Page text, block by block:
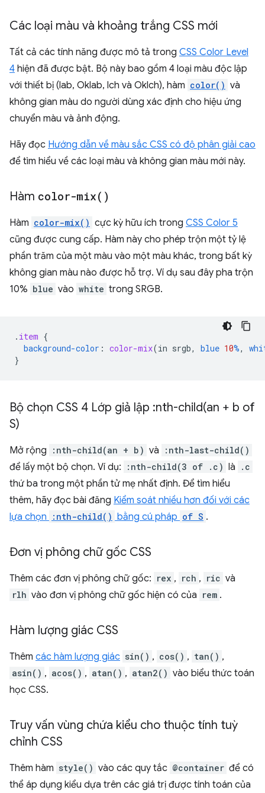
Các loại màu và khoảng trắng CSS mới
Tất cả các tính năng được mô tả trong CSS Color Level
4 hiện đã được bật. Bộ này bao gồm 4 loại màu độc lập
với thiết bị (lab, Oklab, lch và Oklch), hàm color() và
không gian màu do người dùng xác định cho hiệu ứng
chuyển màu và ảnh động.
Hãy đọc Hướng dẫn về màu sắc CSS có độ phân giải cao
để tìm hiểu về các loại màu và không gian màu mới này.
Hàm color-mix( )
Hàm color-mix() cực kỳ hữu ích trong CSS Color 5
cũng được cung cấp. Hàm này cho phép trộn một tỷ lệ
phần trăm của một màu vào một màu khác, trong bất kỳ
không gian màu nào được hỗ trợ. Ví dụ sau đây pha trộn
10% blue vào white trong SRGB.
. item {
background-color : color-mix(in srgb, blue 10%,
}
Bộ chọn CSS 4 Lớp giả lập :nth-child(an + b of
S)
Mở rộng :nth-child(an + b) và :nth-last-child()
để lấy một bộ chọn. Ví dụ: :nth-child(3 of .c) là .c
thứ ba trong một phần tử mẹ nhất định. Để tìm hiểu
thêm, hãy đọc bài đăng Kiểm soát nhiều hơn đối với các
lựa chọn
:nth-child() bằng cú pháp of S .
Đơn vị phông chữ gốc CSS
Thêm các đơn vị phông chữ gốc: rex , rch , ric và
rlh vào đơn vị phông chữ gốc hiện có của rem .
Hàm lượng giác CSS
Thêm các hàm lượng giác sin() , cos() , tan() ,
asin() , acos() , atan() , atan2() vào biểu thức toán
học CSS.
Truy vấn vùng chứa kiểu cho thuộc tính tuỳ
chỉnh CSS
Thêm hàm style() vào các quy tắc @container để có
thể áp dụng kiểu dựa trên các giá trị được tính toán của